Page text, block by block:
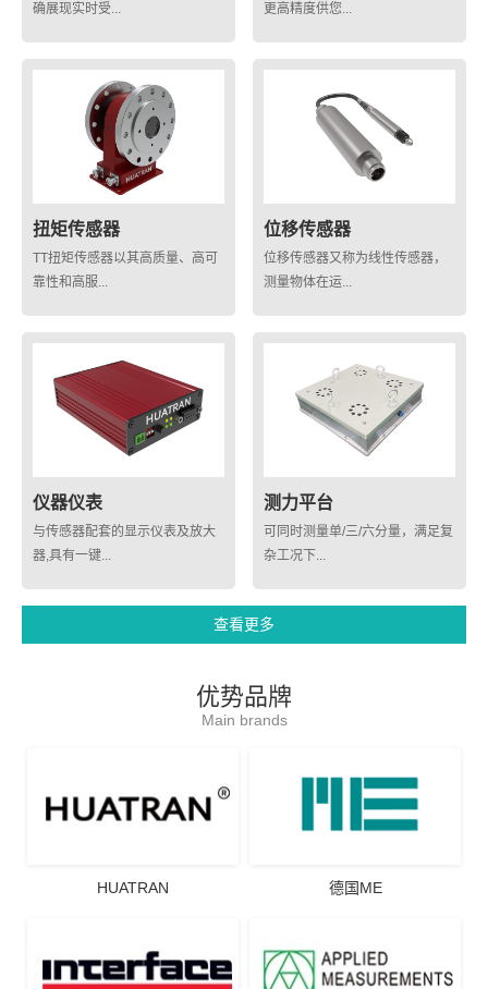
确展现实时受...
更高精度供您...
扭矩传感器
TT扭矩传感器以其高质量、高可
靠性和高服...
位移传感器
位移传感器又称为线性传感器，
测量物体在运...
仪器仪表
与传感器配套的显示仪表及放大
器,具有一键...
测力平台
可同时测量单/三/六分量，满足复
杂工况下...
查看更多
优势品牌
Main brands
HUATRAN 德国ME